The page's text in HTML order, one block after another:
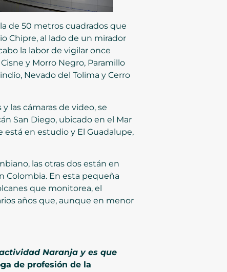
de 50 metros cuadrados que
Chipre, al lado de un mirador
la labor de vigilar once
y Morro Negro, Paramillo
Nevado del Tolima y Cerro
las cámaras de video, se
San Diego, ubicado en el Mar
en estudio y El Guadalupe,
las otras dos están en
Colombia. En esta pequeña
que monitorea, el
años que, aunque en menor
Naranja y es que
de profesión de la